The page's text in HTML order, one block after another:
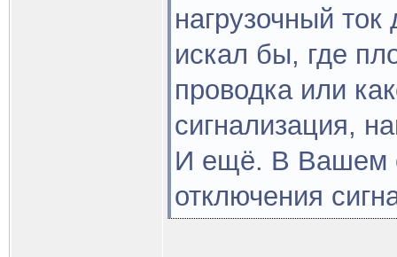
нагрузочный
искал бы, где
проводка или
сигнализация,
И ещё. В Вашем
отключения